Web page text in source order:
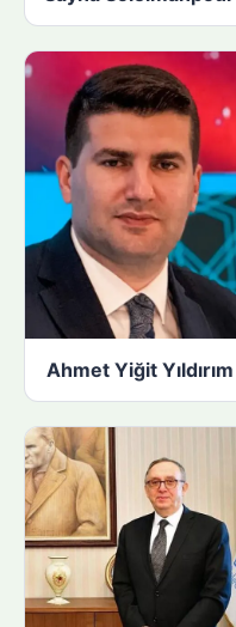
Ahmet Yiğit Yıldırım